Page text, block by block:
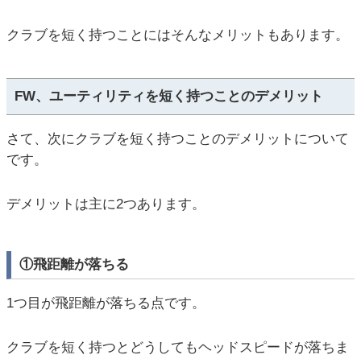
クラブを短く持つことにはそんなメリットもあります。
FW、ユーティリティを短く持つことのデメリット
さて、次にクラブを短く持つことのデメリットについて
です。
デメリットは主に2つあります。
①飛距離が落ちる
1つ目が飛距離が落ちる点です。
クラブを短く持つとどうしてもヘッドスピードが落ちま